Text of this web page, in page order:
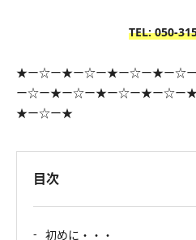
TEL: 050-
★ー☆ー★ー☆ー★ー☆ー★ー☆
ー☆ー★ー☆ー★ー☆ー★ー☆ー
★ー☆ー★
目次
初めに・・・